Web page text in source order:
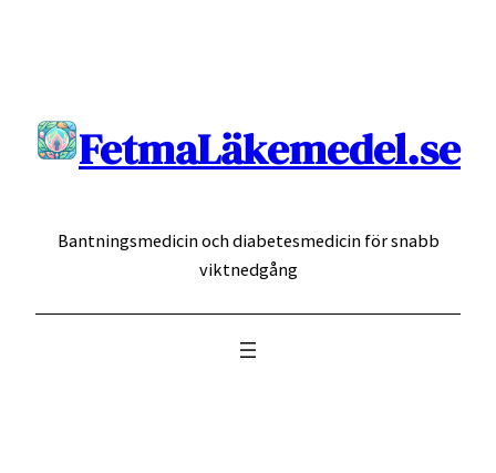
FetmaLäkemedel.se
Bantningsmedicin och diabetesmedicin för snabb
viktnedgång